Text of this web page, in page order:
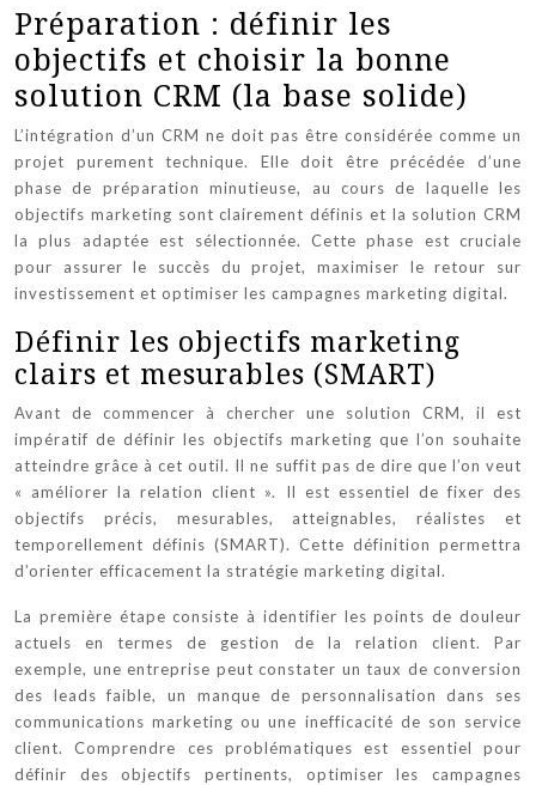
Préparation : définir les
objectifs et choisir la bonne
solution CRM (la base solide)
L’intégration d’un CRM ne doit pas être considérée comme un
projet purement technique. Elle doit être précédée d’une
phase de préparation minutieuse, au cours de laquelle les
objectifs marketing sont clairement définis et la solution CRM
la plus adaptée est sélectionnée. Cette phase est cruciale
pour assurer le succès du projet, maximiser le retour sur
investissement et optimiser les campagnes marketing digital.
Définir les objectifs marketing
clairs et mesurables (SMART)
Avant de commencer à chercher une solution CRM, il est
impératif de définir les objectifs marketing que l’on souhaite
atteindre grâce à cet outil. Il ne suffit pas de dire que l’on veut
« améliorer la relation client ». Il est essentiel de fixer des
objectifs précis, mesurables, atteignables, réalistes et
temporellement définis (SMART). Cette définition permettra
d’orienter efficacement la stratégie marketing digital.
La première étape consiste à identifier les points de douleur
actuels en termes de gestion de la relation client. Par
exemple, une entreprise peut constater un taux de conversion
des leads faible, un manque de personnalisation dans ses
communications marketing ou une inefficacité de son service
client. Comprendre ces problématiques est essentiel pour
définir des objectifs pertinents, optimiser les campagnes